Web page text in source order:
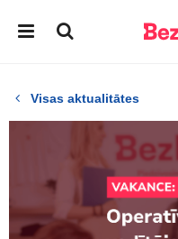
Visas aktualitātes